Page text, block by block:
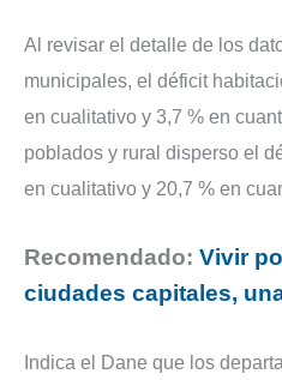
Al revisar el detalle de los
municipales, el déficit
en cualitativo y 3,7 % en
poblados y rural disperso el
en cualitativo y 20,7 % en
Recomendado: Vivir
ciudades capitales,
Indica el Dane que los